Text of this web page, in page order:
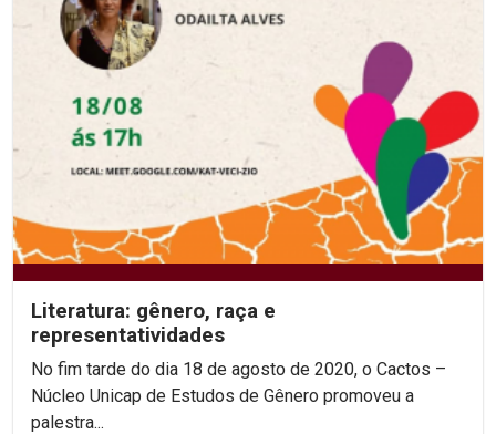
Literatura: gênero, raça e
representatividades
No fim tarde do dia 18 de agosto de 2020, o Cactos –
Núcleo Unicap de Estudos de Gênero promoveu a
palestra...